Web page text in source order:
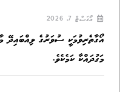
އޯގަސްޓް 7, 2026
އޯގާތެރިވުމަކީ ސުވަރުގެ ލިއްބައިދޭ
މަގުދައްކާ ކަމެކެވެ.